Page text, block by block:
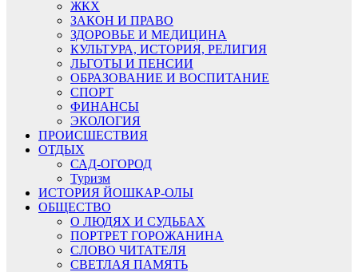
ЖКХ
ЗАКОН И ПРАВО
ЗДОРОВЬЕ И МЕДИЦИНА
КУЛЬТУРА, ИСТОРИЯ, РЕЛИГИЯ
ЛЬГОТЫ И ПЕНСИИ
ОБРАЗОВАНИЕ И ВОСПИТАНИЕ
СПОРТ
ФИНАНСЫ
ЭКОЛОГИЯ
ПРОИСШЕСТВИЯ
ОТДЫХ
САД-ОГОРОД
Туризм
ИСТОРИЯ ЙОШКАР-ОЛЫ
ОБЩЕСТВО
О ЛЮДЯХ И СУДЬБАХ
ПОРТРЕТ ГОРОЖАНИНА
СЛОВО ЧИТАТЕЛЯ
СВЕТЛАЯ ПАМЯТЬ